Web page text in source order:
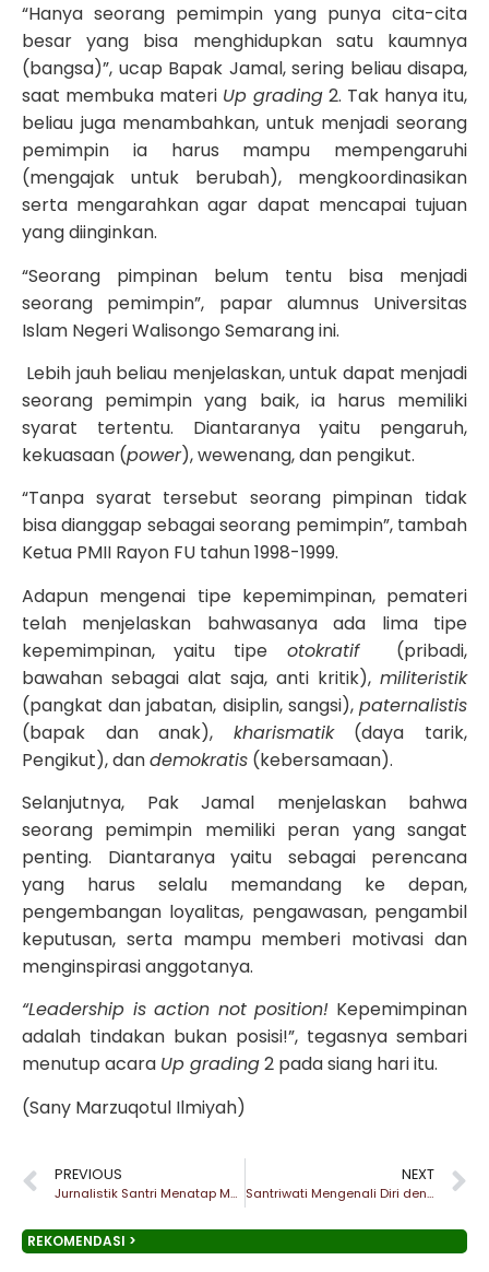
“Hanya seorang pemimpin yang punya cita-cita
besar yang bisa menghidupkan satu kaumnya
(bangsa)”, ucap Bapak Jamal, sering beliau disapa,
saat membuka materi Up grading 2. Tak hanya itu,
beliau juga menambahkan, untuk menjadi seorang
pemimpin ia harus mampu mempengaruhi
(mengajak untuk berubah), mengkoordinasikan
serta mengarahkan agar dapat mencapai tujuan
yang diinginkan.
“Seorang pimpinan belum tentu bisa menjadi
seorang pemimpin”, papar alumnus Universitas
Islam Negeri Walisongo Semarang ini.
Lebih jauh beliau menjelaskan, untuk dapat menjadi
seorang pemimpin yang baik, ia harus memiliki
syarat tertentu. Diantaranya yaitu pengaruh,
kekuasaan (power), wewenang, dan pengikut.
“Tanpa syarat tersebut seorang pimpinan tidak
bisa dianggap sebagai seorang pemimpin”, tambah
Ketua PMII Rayon FU tahun 1998-1999.
Adapun mengenai tipe kepemimpinan, pemateri
telah menjelaskan bahwasanya ada lima tipe
kepemimpinan, yaitu tipe otokratif(pribadi,
bawahan sebagai alat saja, anti kritik), militeristik
(pangkat dan jabatan, disiplin, sangsi), paternalistis
(bapak dan anak), kharismatik(daya tarik,
Pengikut), dandemokratis (kebersamaan).
Selanjutnya, Pak Jamal menjelaskan bahwa
seorang pemimpin memiliki peran yang sangat
penting. Diantaranya yaitu sebagai perencana
yang harus selalu memandang ke depan,
pengembangan loyalitas, pengawasan, pengambil
keputusan, serta mampu memberi motivasi dan
menginspirasi anggotanya.
“Leadership is action not position! Kepemimpinan
adalah tindakan bukan posisi!”, tegasnya sembari
menutup acara Up grading2 pada siang hari itu.
(Sany Marzuqotul Ilmiyah)
PREVIOUS
Jurnalistik Santri Menatap Masa Depan
NEXT
Santriwati Mengenali Diri dengan Belajar Fiqih Nisa’
REKOMENDASI >